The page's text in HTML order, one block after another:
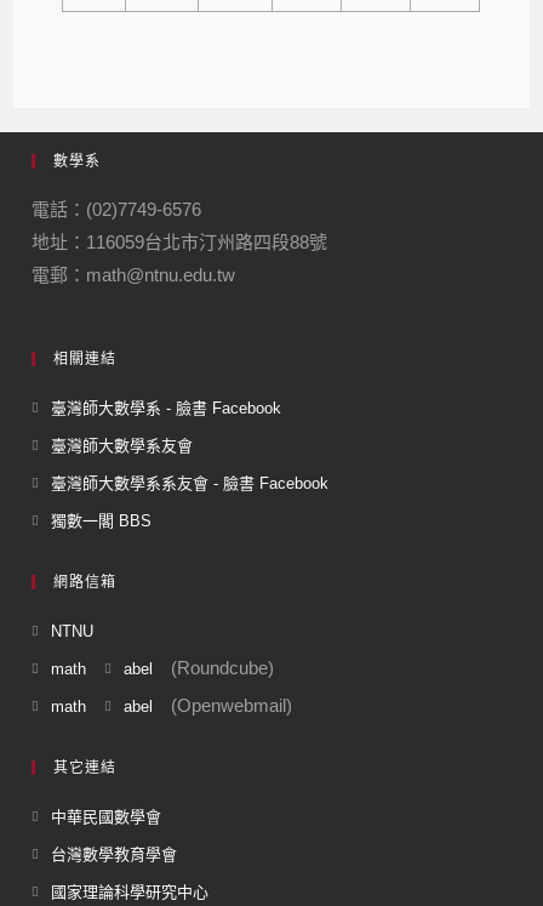
數學系
電話：(02)7749-6576
地址：116059台北市汀州路四段88號
電郵：math@ntnu.edu.tw
相關連結
臺灣師大數學系 - 臉書 Facebook
臺灣師大數學系友會
臺灣師大數學系系友會 - 臉書 Facebook
獨數一閣 BBS
網路信箱
NTNU
math abel (Roundcube)
math abel (Openwebmail)
其它連結
中華民國數學會
台灣數學教育學會
國家理論科學研究中心